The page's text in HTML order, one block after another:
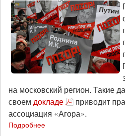
и
анархистов"
на московский регион. Такие
своем докладе
приводит
ассоциация «Агора».
Подробнее